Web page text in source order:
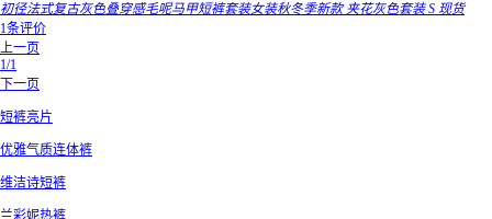
初径法式复古灰色叠穿感毛呢马甲短裤套装女装秋冬季新款 夹花灰色套装 S 现货
1条评价
上一页
1/1
下一页
短裤亮片
优雅气质连体裤
维洁诗短裤
兰彩妮热裤